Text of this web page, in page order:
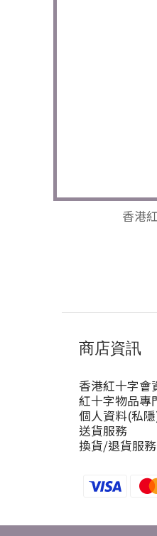
香港
商店資訊
香港紅十字會
紅十字物品專
個人資料(私
送貨服務
換貨/退貨服